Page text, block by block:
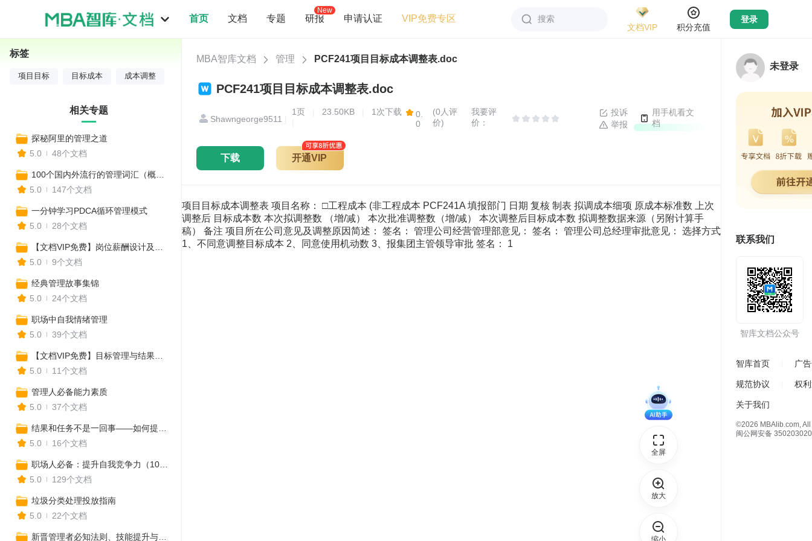
首页 文档 专题 研报
New
申请认证 VIP免费专区
搜索
文档VIP
积分充值
登录
MBA智库文档 管理 PCF241项目目标成本调整表.doc
PCF241项目目标成本调整表.doc
Shawngeorge9511
1页 23.50KB
1次下载
0.
0
(0人评
价)
我要评
价：
投诉
举报
用手机看文
档
下载 开通VIP
项目目标成本调整表 项目名称： □工程成本 (非工程成本 PCF241A 填报部门 日期 复核 制表 拟调成本细项 原成本标准数 上次
调整后 目标成本数 本次拟调整数 （增/减） 本次批准调整数（增/减） 本次调整后目标成本数 拟调整数据来源（另附计算手
稿） 备注 项目所在公司意见及调整原因简述： 签名： 管理公司经营管理部意见： 签名： 管理公司总经理审批意见： 选择方式
1、不同意调整目标成本 2、同意使用机动数 3、报集团主管领导审批 签名： 1
标签
项目目标 目标成本 成本调整
相关专题
探秘阿里的管理之道
5.0
48个文档
5.0
147个文档
一分钟学习PDCA循环管理模式
5.0
28个文档
5.0
9个文档
经典管理故事集锦
5.0
24个文档
职场中自我情绪管理
5.0
39个文档
5.0
11个文档
管理人必备能力素质
5.0
37个文档
5.0
16个文档
5.0
129个文档
垃圾分类处理投放指南
5.0
22个文档
未登录
联系我们
智库文档公众号
智库首页 广
规范协议 权
关于我们
©2026 MBAlib.com,
闽公网安备
全屏
放大
缩小